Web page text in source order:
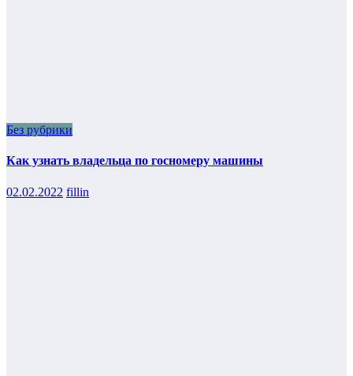
Без рубрики
Как узнать владельца по госномеру машины
02.02.2022 fillin